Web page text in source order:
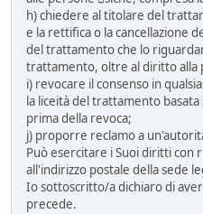
h) chiedere al titolare del
e la rettifica o la cancellazione
del trattamento che lo
trattamento, oltre al diritto alla
i) revocare il consenso in
la liceità del trattamento
prima della revoca;
j) proporre reclamo a
Può esercitare i Suoi diritti con
all'indirizzo postale della sede
Io sottoscritto/a dichiaro di
precede.